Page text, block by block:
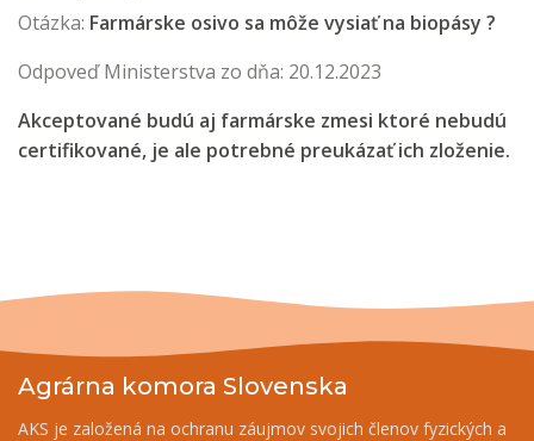
Otázka: Farmárske osivo sa môže vysiať na biopásy ?
Odpoveď Ministerstva zo dňa: 20.12.2023
Akceptované budú aj farmárske zmesi ktoré nebudú
certifikované, je ale potrebné preukázať ich zloženie.
Agrárna komora Slovenska
AKS je založená na ochranu záujmov svojich členov fyzických a